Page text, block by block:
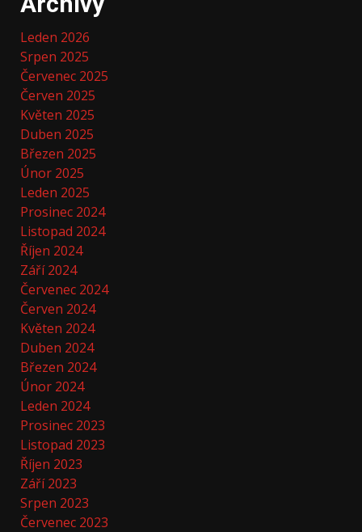
Leden 2026
Srpen 2025
Červenec 2025
Červen 2025
Květen 2025
Duben 2025
Březen 2025
Únor 2025
Leden 2025
Prosinec 2024
Listopad 2024
Říjen 2024
Září 2024
Červenec 2024
Červen 2024
Květen 2024
Duben 2024
Březen 2024
Únor 2024
Leden 2024
Prosinec 2023
Listopad 2023
Říjen 2023
Září 2023
Srpen 2023
Červenec 2023